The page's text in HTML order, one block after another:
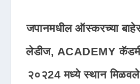
जपानमधील ऑस्करच्या
लेडीज, ACADEMY कॅडमी
२०२24 मध्ये स्थान मिळवले